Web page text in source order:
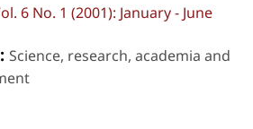
6 No. 1 (2001): January - June
Science, research, academia and